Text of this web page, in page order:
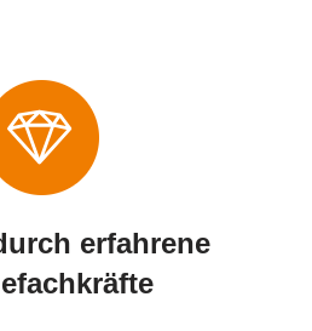
erfahrene